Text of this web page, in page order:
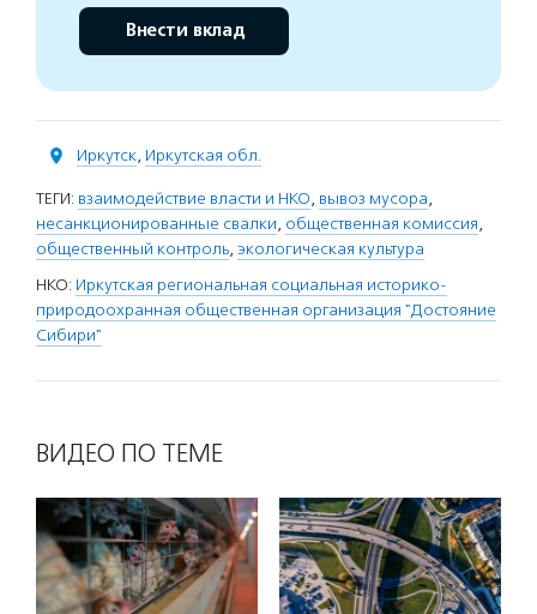
Внести вклад
Иркутск, Иркутская обл.
ТЕГИ: взаимодействие власти и НКО, вывоз мусора,
несанкционированные свалки, общественная комиссия,
общественный контроль, экологическая культура
НКО: Иркутская региональная социальная историко-
природоохранная общественная организация "Достояние
Сибири"
ВИДЕО ПО ТЕМЕ